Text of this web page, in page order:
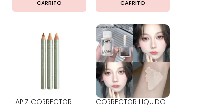
CARRITO
CARRITO
LAPIZ CORRECTOR
CORRECTOR LIQUIDO